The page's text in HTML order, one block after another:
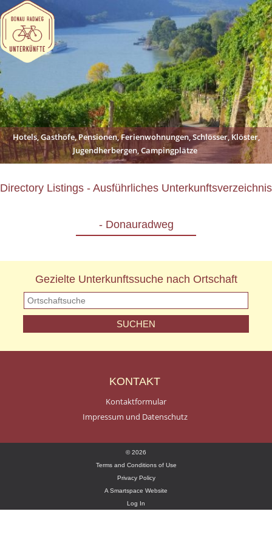
Hotels, Gasthöfe, Pensionen, Ferienwohnungen, Schlösser, Klöster,
Jugendherbergen, Campingplätze
Directory Listings - Ausführliches Unterkunftsverzeichnis
- Donauradweg
Gezielte Unterkunftssuche nach Ortschaft
KONTAKT
Kontaktformular
Impressum und Datenschutz
© 2026
Terms and Conditions of Use
Privacy Policy
A Smartspace Website
Log In